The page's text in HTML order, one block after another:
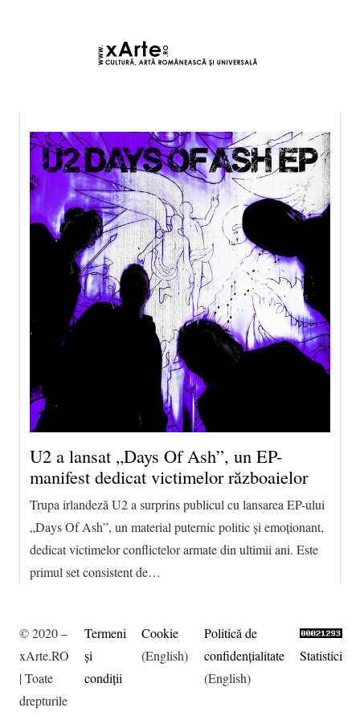
U2 a lansat „Days Of Ash”, un EP-
manifest dedicat victimelor războaielor
Trupa irlandeză U2 a surprins publicul cu lansarea EP-ului
„Days Of Ash”, un material puternic politic și emoționant,
dedicat victimelor conflictelor armate din ultimii ani. Este
primul set consistent de…
© 2020 –
xArte.RO
| Toate
drepturile
Termeni
şi
condiţii
Cookie
(English)
Politică de
confidențialitate
(English)
Statistici